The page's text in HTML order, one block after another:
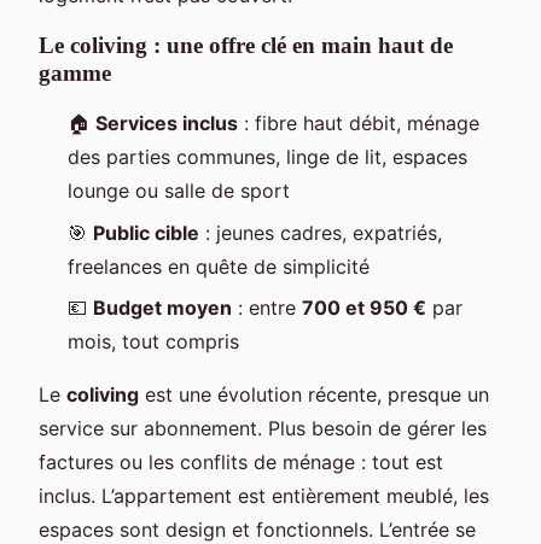
Le coliving : une offre clé en main haut de
gamme
🏠 Services inclus : fibre haut débit, ménage
des parties communes, linge de lit, espaces
lounge ou salle de sport
🎯 Public cible : jeunes cadres, expatriés,
freelances en quête de simplicité
💶 Budget moyen : entre 700 et 950 € par
mois, tout compris
Le coliving est une évolution récente, presque un
service sur abonnement. Plus besoin de gérer les
factures ou les conflits de ménage : tout est
inclus. L’appartement est entièrement meublé, les
espaces sont design et fonctionnels. L’entrée se